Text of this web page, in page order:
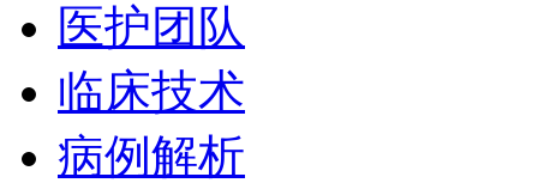
医护团队
临床技术
病例解析